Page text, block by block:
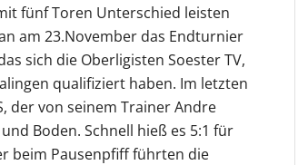
fünf Toren Unterschied leisten
am 23.November das Endturnier
sich die Oberligisten Soester TV,
qualifiziert haben. Im letzten
der von seinem Trainer Andre
Boden. Schnell hieß es 5:1 für
beim Pausenpfiff führten die